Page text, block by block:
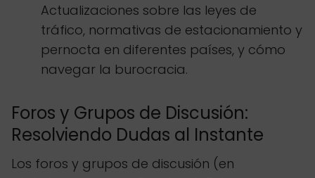
Actualizaciones sobre las leyes de
tráfico, normativas de estacionamiento y
pernocta en diferentes países, y cómo
navegar la burocracia.
Foros y Grupos de Discusión:
Resolviendo Dudas al Instante
Los foros y grupos de discusión (en